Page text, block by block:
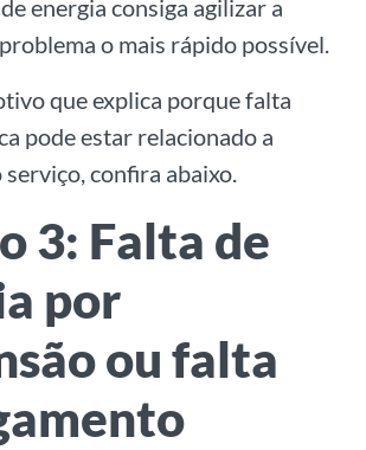
energia consiga agilizar a
o mais rápido possível.
que explica porque falta
pode estar relacionado a
serviço, confira abaixo.
3: Falta de
por
ou falta